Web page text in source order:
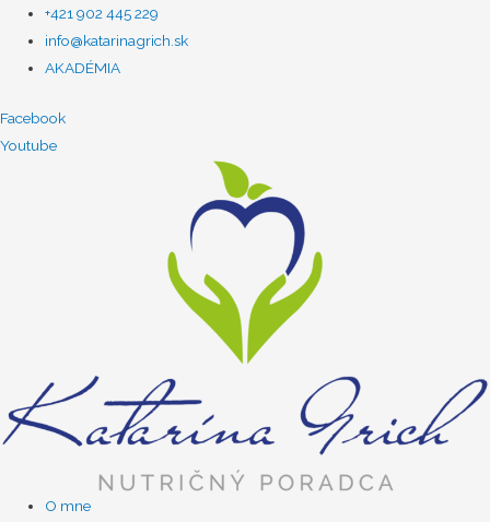
+421 902 445 229
info@katarinagrich.sk
AKADÉMIA
Facebook
Youtube
O mne